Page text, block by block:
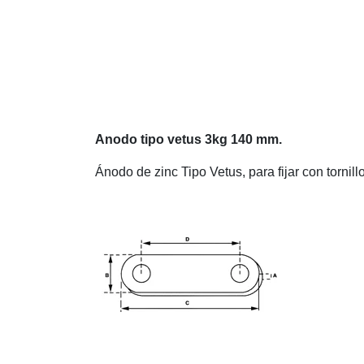
Anodo tipo vetus 3kg 140 mm.
Ánodo de zinc Tipo Vetus, para fijar con